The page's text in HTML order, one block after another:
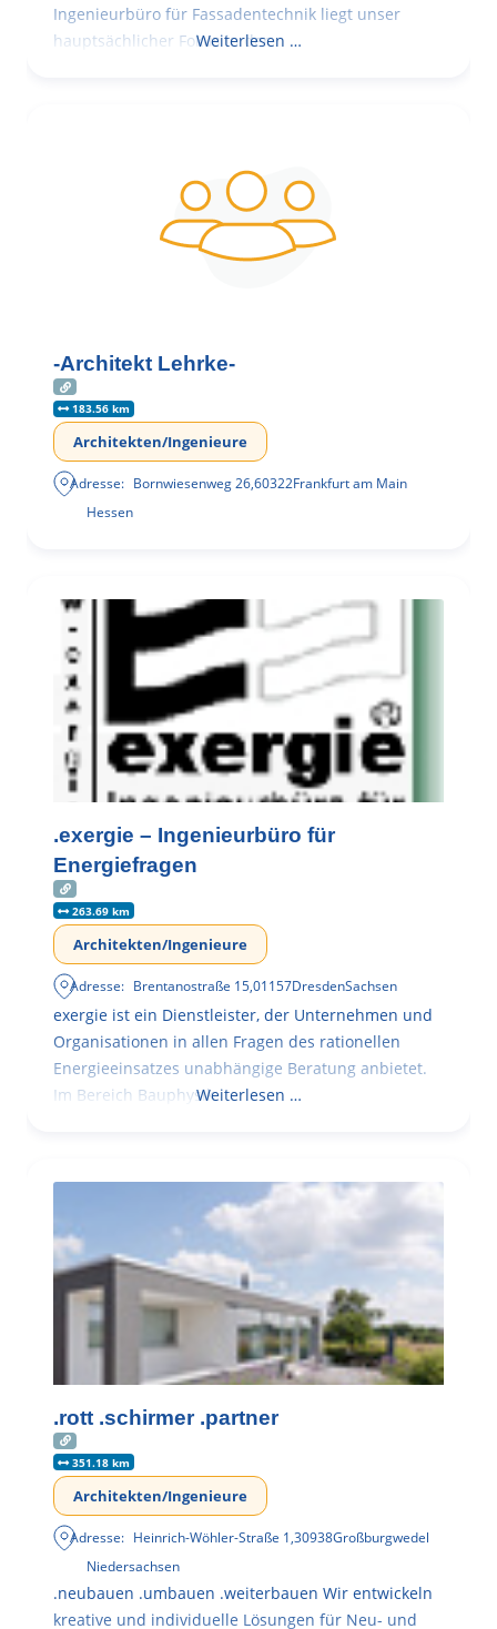
Ingenieurbüro für Fassadentechnik liegt unser
hauptsächlicher Fokus in der
Weiterlesen …
-Architekt Lehrke-
183.56 km
Architekten/Ingenieure
Adresse: Bornwiesenweg 26,60322Frankfurt am Main
Hessen
.exergie – Ingenieurbüro für
Energiefragen
263.69 km
Architekten/Ingenieure
Adresse: Brentanostraße 15,01157DresdenSachsen
exergie ist ein Dienstleister, der Unternehmen und
Organisationen in allen Fragen des rationellen
Energieeinsatzes unabhängige Beratung anbietet.
Im Bereich BauphysikWeiterlesen …
.rott .schirmer .partner
351.18 km
Architekten/Ingenieure
Adresse: Heinrich-Wöhler-Straße 1,30938Großburgwedel
Niedersachsen
.neubauen .umbauen .weiterbauen Wir entwickeln
kreative und individuelle Lösungen für Neu- und